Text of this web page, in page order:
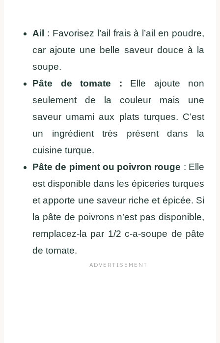
Ail : Favorisez l’ail frais à l’ail en poudre,
car ajoute une belle saveur douce à la
soupe.
Pâte de tomate : Elle ajoute non
seulement de la couleur mais une
saveur umami aux plats turques. C’est
un ingrédient très présent dans la
cuisine turque.
Pâte de piment ou poivron rouge : Elle
est disponible dans les épiceries turques
et apporte une saveur riche et épicée. Si
la pâte de poivrons n’est pas disponible,
remplacez-la par 1/2 c-a-soupe de pâte
de tomate.